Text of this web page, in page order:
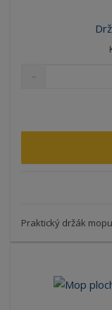
Praktický držák